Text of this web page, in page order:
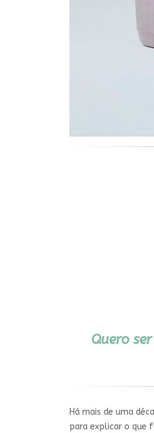
Quero
Há mais de uma
para explicar o que